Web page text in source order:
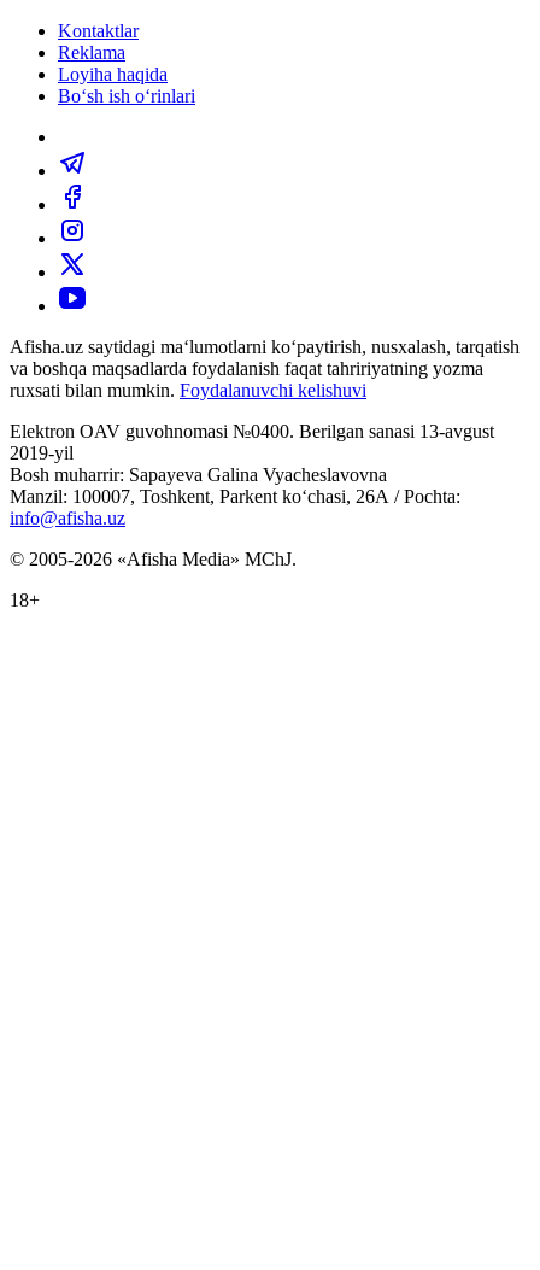
Kontaktlar
Reklama
Loyiha haqida
Bo‘sh ish o‘rinlari
Afisha.uz saytidagi ma‘lumotlarni ko‘paytirish, nusxalash, tarqatish
va boshqa maqsadlarda foydalanish faqat tahririyatning yozma
ruxsati bilan mumkin. Foydalanuvchi kelishuvi
Elektron OAV guvohnomasi №0400. Berilgan sanasi 13-avgust
2019-yil
Bosh muharrir: Sapayeva Galina Vyacheslavovna
Manzil: 100007, Toshkent, Parkent ko‘chasi, 26А / Pochta:
info@afisha.uz
© 2005-2026 «Afisha Media» MChJ.
18+